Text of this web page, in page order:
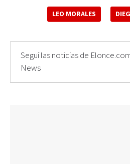
LEO MORALES
Seguí las noticias de
News